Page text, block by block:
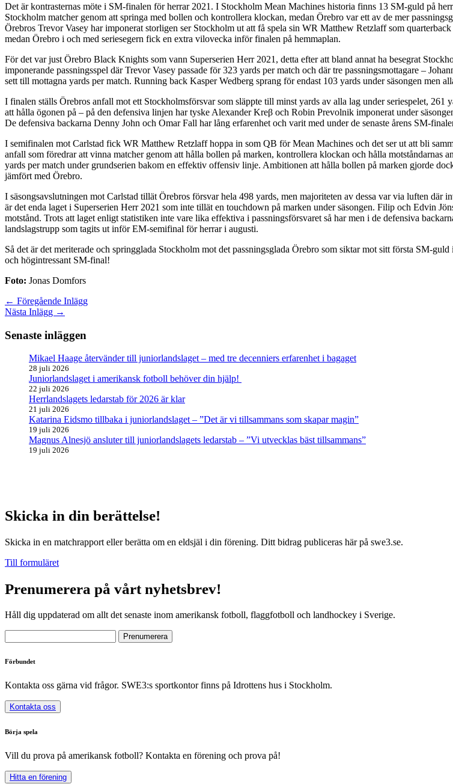
Det är kontrasternas möte i SM-finalen för herrar 2021. I Stockholm Mean Machines historia finns 13 SM-guld på
Stockholm matcher genom att springa med bollen och kontrollera klockan, medan Örebro var ett av de mer
Örebros Trevor Vasey har imponerat storligen ser Stockholm ut att få spela sin WR Matthew Retzlaff som
medan Örebro i och med seriesegern fick en extra vilovecka inför finalen på hemmaplan.
För det var just Örebro Black Knights som vann Superserien Herr 2021, detta efter att bland annat ha besegrat
imponerande passningsspel där Trevor Vasey passade för 323 yards per match och där tre passningsmottagare –
sett till mottagna yards per match. Running back Kasper Wedberg sprang för endast 103 yards under säsongen men
I finalen ställs Örebros anfall mot ett Stockholmsförsvar som släppte till minst yards av alla lag under seriespelet,
att hålla ögonen på – på den defensiva linjen har tyske Alexander Kreβ och Robin Prevolnik imponerat under
De defensiva backarna Denny John och Omar Fall har lång erfarenhet och varit med under de senaste årens SM-
I semifinalen mot Carlstad fick WR Matthew Retzlaff hoppa in som QB för Mean Machines och det ser ut att bli
anfall som föredrar att vinna matcher genom att hålla bollen på marken, kontrollera klockan och hålla
yards per match under grundserien bakom en effektiv offensiv linje. Ambitionen att hålla bollen på marken gjorde
jämfört med Örebro.
I säsongsavslutningen mot Carlstad tillät Örebros försvar hela 498 yards, men majoriteten av dessa var via luften
är det enda laget i Superserien Herr 2021 som inte tillät en touchdown på marken under säsongen. Filip och Edvin
motstånd. Trots att laget enligt statistiken inte vare lika effektiva i passningsförsvaret så har men i de defensiva
landslagstrupp som tagits ut inför EM-semifinal för herrar i augusti.
Så det är det meriterade och springglada Stockholm mot det passningsglada Örebro som siktar mot sitt första SM-
och högintressant SM-final!
Foto: Jonas Domfors
← Föregående Inlägg
Nästa Inlägg →
Senaste inläggen
Mikael Haage återvänder till juniorlandslaget – med tre decenniers erfarenhet i bagaget
28 juli 2026
Juniorlandslaget i amerikansk fotboll behöver din hjälp!
22 juli 2026
Herrlandslagets ledarstab för 2026 är klar
21 juli 2026
Katarina Eidsmo tillbaka i juniorlandslaget – ”Det är vi tillsammans som skapar magin”
19 juli 2026
Magnus Alnesjö ansluter till juniorlandslagets ledarstab – ”Vi utvecklas bäst tillsammans”
19 juli 2026
Skicka in din berättelse!
Skicka in en matchrapport eller berätta om en eldsjäl i din förening. Ditt bidrag publiceras här på swe3.se.
Till formuläret
Prenumerera på vårt nyhetsbrev!
Håll dig uppdaterad om allt det senaste inom amerikansk fotboll, flaggfotboll och landhockey i Sverige.
Förbundet
Kontakta oss gärna vid frågor. SWE3:s sportkontor finns på Idrottens hus i Stockholm.
Kontakta oss
Börja spela
Vill du prova på amerikansk fotboll? Kontakta en förening och prova på!
Hitta en förening